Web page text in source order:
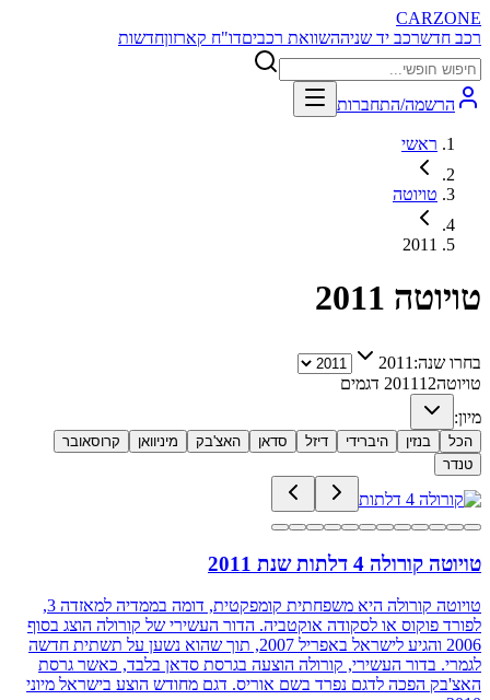
CARZONE
רכב חדשרכב יד שניההשוואת רכביםדו"ח קארזוןחדשות
הרשמה/התחברות
ראשי
טויוטה
2011
טויוטה 2011
בחרו שנה: 2011
טויוטה
2011 12
דגמים
מיון:
הכל בנזין היברידי דיזל סדאן האצ'בק מיניוואן
קרוסאובר
טנדר
טויוטה קורולה 4 דלתות שנת 2011
טויוטה קורולה היא משפחתית קומפקטית, דומה בממדיה למאזדה 3,
לפורד פוקוס או לסקודה אוקטביה. הדור העשירי של קורולה הוצג בסוף
2006 והגיע לישראל באפריל 2007, תוך שהוא נשען על תשתית חדשה
לגמרי. בדור העשירי, קורולה הוצעה בגרסת סדאן בלבד, כאשר גרסת
האצ'בק הפכה לדגם נפרד בשם אוריס. דגם מחודש הוצע בישראל מיוני